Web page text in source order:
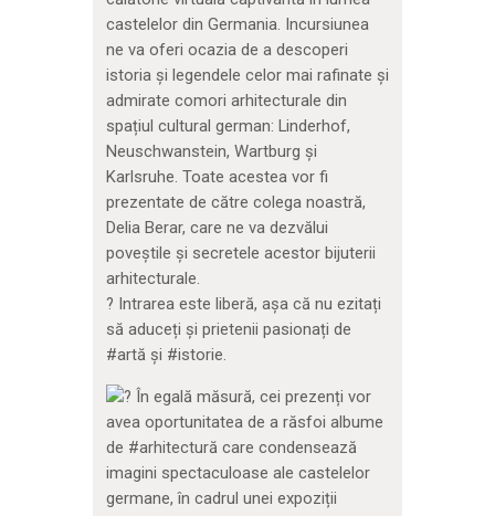
castelelor din Germania. Incursiunea
ne va oferi ocazia de a descoperi
istoria și legendele celor mai rafinate și
admirate comori arhitecturale din
spațiul cultural german: Linderhof,
Neuschwanstein, Wartburg și
Karlsruhe. Toate acestea vor fi
prezentate de către colega noastră,
Delia Berar, care ne va dezvălui
poveștile și secretele acestor bijuterii
arhitecturale.
? Intrarea este liberă, așa că nu ezitați
să aduceți și prietenii pasionați de
#artă și #istorie.
În egală măsură, cei prezenți vor
avea oportunitatea de a răsfoi albume
de #arhitectură care condensează
imagini spectaculoase ale castelelor
germane, în cadrul unei expoziții